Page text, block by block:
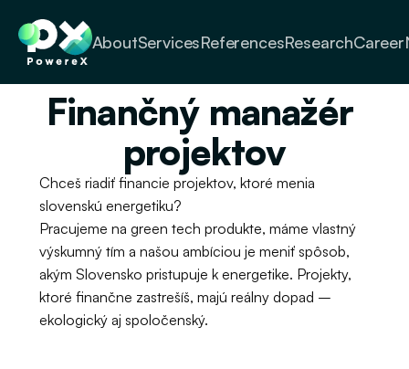
AboutServicesReferencesResearchCareer
Finančný manažér
projektov
Chceš riadiť financie projektov, ktoré menia
slovenskú energetiku?
Pracujeme na green tech produkte, máme vlastný
výskumný tím a našou ambíciou je meniť spôsob,
akým Slovensko pristupuje k energetike. Projekty,
ktoré finančne zastrešíš, majú reálny dopad –
ekologický aj spoločenský.